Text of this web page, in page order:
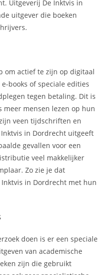
Uitgeverij De Inktvis in
uitgever die boeken
om actief te zijn op digitaal
books of speciale edities
tegen betaling. Dit is
meer mensen lezen op hun
veen tijdschriften en
in Dordrecht uitgeeft
gevallen voor een
veel makkelijker
Zo zie je dat
in Dordrecht met hun
doen is er een speciale
van academische
zijn die gebruikt